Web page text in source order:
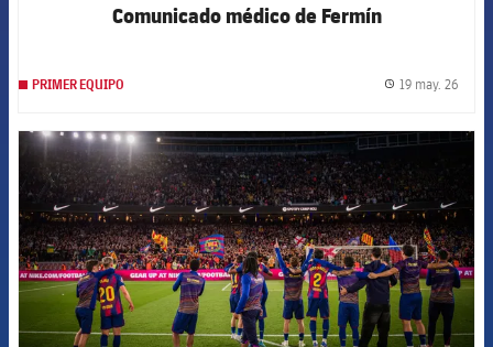
Comunicado médico de Fermín
PRIMER EQUIPO 19 may. 26
FCB Barcelona badge